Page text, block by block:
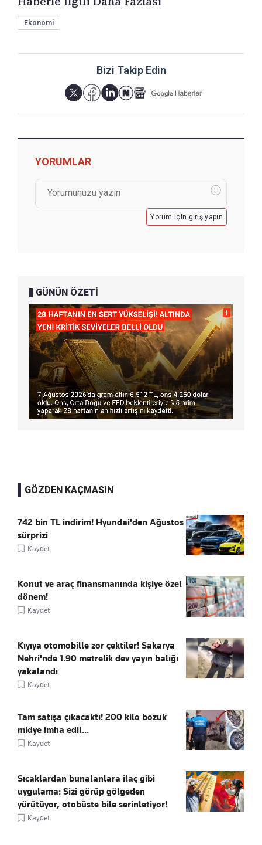
Ekonomi
Bizi Takip Edin
YORUMLAR
Yorum için giriş yapın
GÜNÜN ÖZETİ
GÖZDEN KAÇMASIN
742 bin TL indirim! Hyundai'den Ağustos
sürprizi
Kaydet
Konut ve araç finansmanında kişiye özel
dönem!
Kaydet
Kıyıya otomobille zor çektiler! Sakarya
Nehri'nde 1.90 metrelik dev yayın balığı
yakalandı
Kaydet
Tam satışa çıkacaktı! 200 kilo bozuk
midye imha edil...
Kaydet
Sıcaklardan bunalanlara ilaç gibi
uygulama: Sizi görüp gölgeden
yürütüyor, otobüste bile serinletiyor!
Kaydet